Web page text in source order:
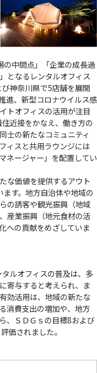
中間点」「企業の成長過
となるレンタルオフィス
神奈川県で5店舗を展開
進、新型コロナウイルス感
トオフィスの活用が注目
近接をかなえ、働き方の
士の新たなコミュニティ
ィスと共用ラウンジには
ネージャー」を配置してい
な価値を提供するアウト
す。地方自治体や地域の
の誘客や観光振興（地域
産業振興（地元食材の活
への貢献をめざしていま
ルオフィスの普及は、多
寄与すると考えられ、ま
効活用は、地域の新たな
消費支出の増加や、地方
、ＳＤＧｓの目標8および
価されました。